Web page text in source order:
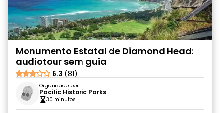
Monumento Estatal de Diamond Head:
audiotour sem guia
6.3 (81)
Organizado por
Pacific Historic Parks
30 minutos